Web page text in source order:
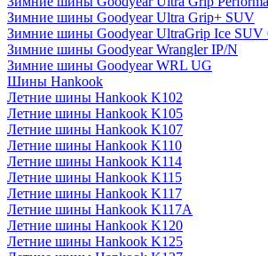
Зимние шины Goodyear Ultra Grip+ SUV
Зимние шины Goodyear UltraGrip Ice SUV
Зимние шины Goodyear Wrangler IP/N
Зимние шины Goodyear WRL UG
Шины Hankook
Летние шины Hankook K102
Летние шины Hankook K105
Летние шины Hankook K107
Летние шины Hankook K110
Летние шины Hankook K114
Летние шины Hankook K115
Летние шины Hankook K117
Летние шины Hankook K117A
Летние шины Hankook K120
Летние шины Hankook K125